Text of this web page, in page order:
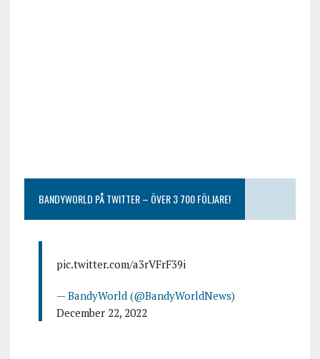
BANDYWORLD PÅ TWITTER – ÖVER 3 700 FÖLJARE!
pic.twitter.com/a3rVFrF39i
— BandyWorld (@BandyWorldNews)
December 22, 2022